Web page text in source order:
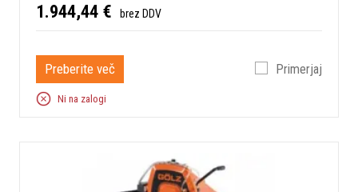
1.944,44 € brez DDV
Preberite več Primerjaj
Ni na zalogi